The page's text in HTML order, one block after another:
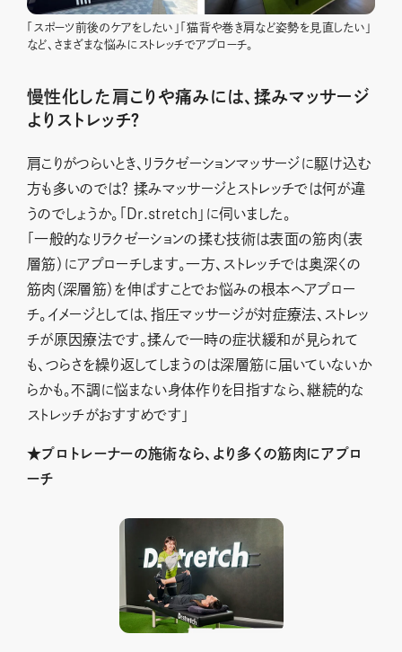
「スポーツ前後のケアをしたい」「猫背や巻き肩など姿勢を見直したい」
など、さまざまな悩みにストレッチでアプローチ。
慢性化した肩こりや痛みには、揉みマッサージ
よりストレッチ？
肩こりがつらいとき、リラクゼーションマッサージに駆け込む
方も多いのでは？ 揉みマッサージとストレッチでは何が違
うのでしょうか。「Dr.stretch」に伺いました。
「一般的なリラクゼーションの揉む技術は表面の筋肉（表
層筋）にアプローチします。一方、ストレッチでは奥深くの
筋肉（深層筋）を伸ばすことでお悩みの根本へアプロー
チ。イメージとしては、指圧マッサージが対症療法、ストレッ
チが原因療法です。揉んで一時の症状緩和が見られて
も、つらさを繰り返してしまうのは深層筋に届いていないか
らかも。不調に悩まない身体作りを目指すなら、継続的な
ストレッチがおすすめです」
★プロトレーナーの施術なら、より多くの筋肉にアプロ
ーチ